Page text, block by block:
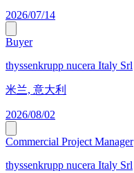
2026/07/14
Buyer
thyssenkrupp nucera Italy Srl
米兰, 意大利
2026/08/02
Commercial Project Manager
thyssenkrupp nucera Italy Srl